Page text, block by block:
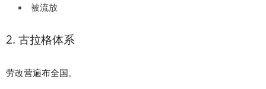
被流放
2. 古拉格体系
劳改营遍布全国。